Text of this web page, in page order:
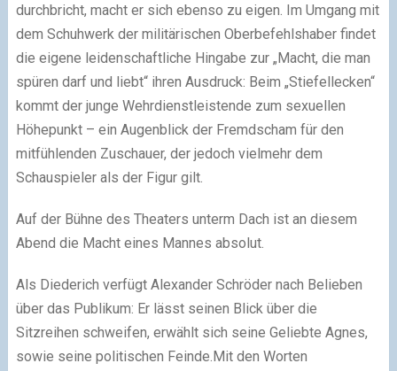
durchbricht, macht er sich ebenso zu eigen. Im Umgang mit
dem Schuhwerk der militärischen Oberbefehlshaber findet
die eigene leidenschaftliche Hingabe zur „Macht, die man
spüren darf und liebt“ ihren Ausdruck: Beim „Stiefellecken“
kommt der junge Wehrdienstleistende zum sexuellen
Höhepunkt – ein Augenblick der Fremdscham für den
mitfühlenden Zuschauer, der jedoch vielmehr dem
Schauspieler als der Figur gilt.
Auf der Bühne des Theaters unterm Dach ist an diesem
Abend die Macht eines Mannes absolut.
Als Diederich verfügt Alexander Schröder nach Belieben
über das Publikum: Er lässt seinen Blick über die
Sitzreihen schweifen, erwählt sich seine Geliebte Agnes,
sowie seine politischen Feinde.Mit den Worten